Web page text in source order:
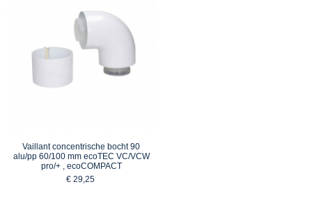
Vaillant concentrische bocht 90
alu/pp 60/100 mm ecoTEC VC/VCW
pro/+ , ecoCOMPACT
€ 29,25